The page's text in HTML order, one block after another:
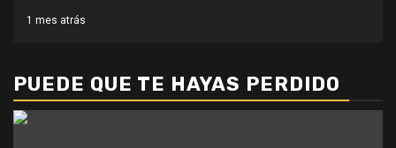
1 mes atrás
PUEDE QUE TE HAYAS PERDIDO